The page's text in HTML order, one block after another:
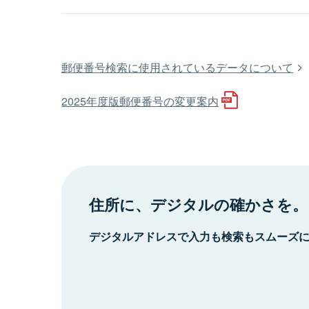
郵便番号検索に使用されているデータについて
2025年度版郵便番号の変更案内
住所に、デジタルの確かさを。
デジタルアドレスで入力も検索もスムーズ